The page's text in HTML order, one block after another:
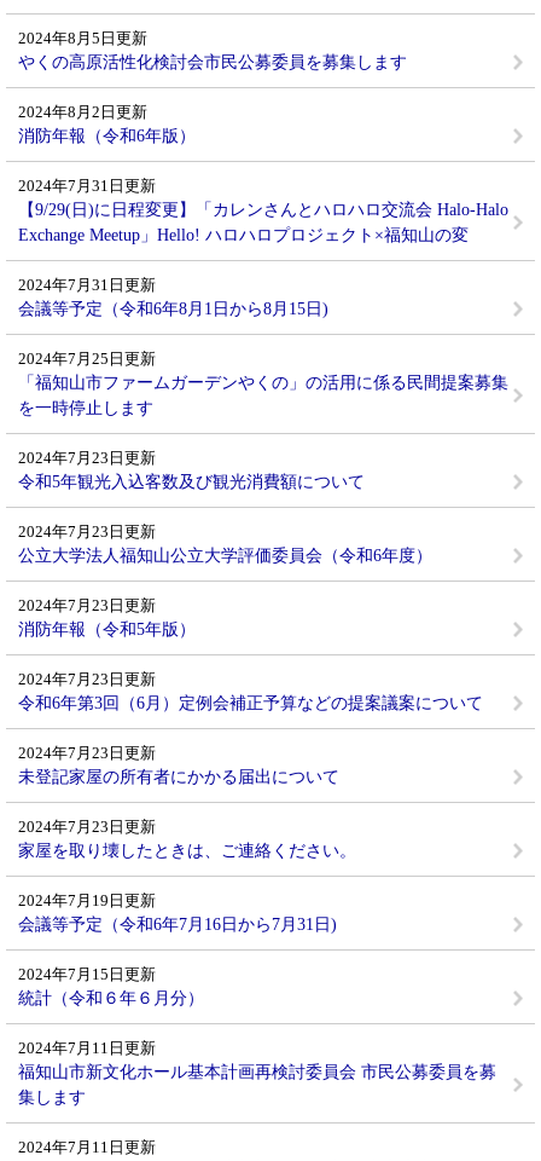
2024年8月5日更新
やくの高原活性化検討会市民公募委員を募集します
2024年8月2日更新
消防年報（令和6年版）
2024年7月31日更新
【9/29(日)に日程変更】「カレンさんとハロハロ交流会 Halo-Halo
Exchange Meetup」Hello! ハロハロプロジェクト×福知山の変
2024年7月31日更新
会議等予定（令和6年8月1日から8月15日)
2024年7月25日更新
「福知山市ファームガーデンやくの」の活用に係る民間提案募集
を一時停止します
2024年7月23日更新
令和5年観光入込客数及び観光消費額について
2024年7月23日更新
公立大学法人福知山公立大学評価委員会（令和6年度）
2024年7月23日更新
消防年報（令和5年版）
2024年7月23日更新
令和6年第3回（6月）定例会補正予算などの提案議案について
2024年7月23日更新
未登記家屋の所有者にかかる届出について
2024年7月23日更新
家屋を取り壊したときは、ご連絡ください。
2024年7月19日更新
会議等予定（令和6年7月16日から7月31日)
2024年7月15日更新
統計（令和６年６月分）
2024年7月11日更新
福知山市新文化ホール基本計画再検討委員会 市民公募委員を募
集します
2024年7月11日更新